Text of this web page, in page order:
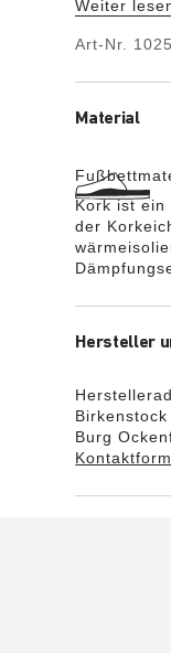
Es ist
Fußsohle.
Weiter
Art-Nr.
Material
Kork ist ein
der
Hersteller
Burg